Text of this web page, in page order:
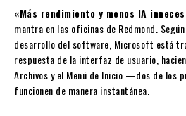
«Más rendimiento y menos IA
mantra en las oficinas de Redmond.
desarrollo del software, Microsoft está
respuesta de la interfaz de usuario,
Archivos y el Menú de Inicio —dos de los
funcionen de manera instantánea.